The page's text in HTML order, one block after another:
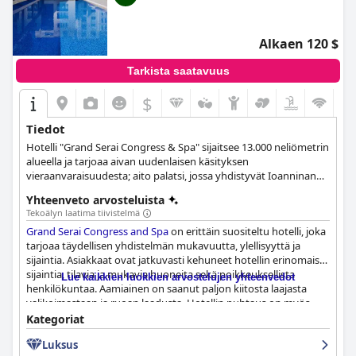
Alkaen 120 $
Tarkista saatavuus
$
Tiedot
Hotelli "Grand Serai Congress & Spa" sijaitsee 13.000 neliömetrin
alueella ja tarjoaa aivan uudenlaisen käsityksen
vieraanvaraisuudesta; aito palatsi, jossa yhdistyvät Ioanninan
Yhteenveto arvosteluista
Tekoälyn laatima tiivistelmä
Grand Serai Congress and Spaon erittäin suositeltu hotelli, joka
tarjoaa täydellisen yhdistelmän mukavuutta, ylellisyyttä ja
sijaintia. Asiakkaat ovat jatkuvasti kehuneet hotellin erinomaista
sijaintia, tilavia ja mukavia huoneita sekä poikkeuksellista
henkilökuntaa. Aamiainen on saanut paljon kiitosta laajasta
valikoimastaan ja ruoan laadusta. Hotellin puhtaus on myös
huomattu, ja monet vieraat ylistävät tahrattomia huoneita ja
yleisiä tiloja. Monet pitävät uima-allasta mukavana, mutta jotkut
vieraat olivat pettyneitä sen pieneen kokoon ja rajoitettuihin
Lue kaikkien luokkien arvostelujen yhteenvedot
Kategoriat
Luksus